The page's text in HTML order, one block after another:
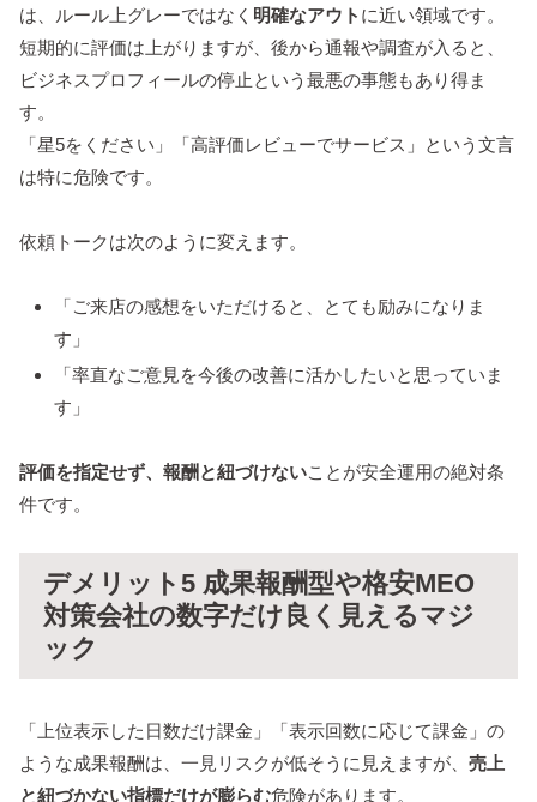
は、ルール上グレーではなく 明確なアウト に近い領域です。
短期的に評価は上がりますが、後から通報や調査が入ると、
ビジネスプロフィールの停止という最悪の事態もあり得ま
す。
「星5をください」「高評価レビューでサービス」という文言
は特に危険です。
依頼トークは次のように変えます。
「ご来店の感想をいただけると、とても励みになりま
す」
「率直なご意見を今後の改善に活かしたいと思っていま
す」
評価を指定せず、報酬と紐づけないことが安全運用の絶対条
件です。
デメリット5 成果報酬型や格安MEO
対策会社の数字だけ良く見えるマジ
ック
「上位表示した日数だけ課金」「表示回数に応じて課金」の
ような成果報酬は、一見リスクが低そうに見えますが、 売上
と紐づかない指標だけが膨らむ危険があります。